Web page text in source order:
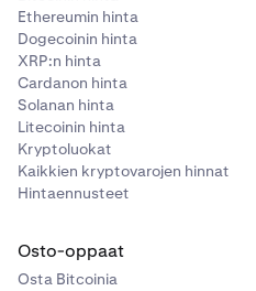
Ethereumin hinta
Dogecoinin hinta
XRP:n hinta
Cardanon hinta
Solanan hinta
Litecoinin hinta
Kryptoluokat
Kaikkien kryptovarojen hinnat
Hintaennusteet
Osto-oppaat
Osta Bitcoinia